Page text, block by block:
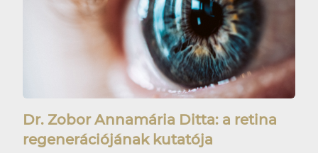
Dr. Zobor Annamária Ditta: a retina
regenerációjának kutatója